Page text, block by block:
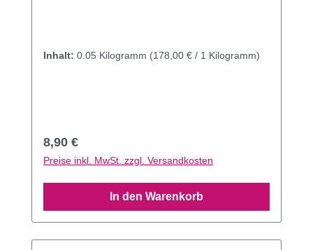
Inhalt: 0.05 Kilogramm (178,00 € / 1 Kilogramm)
Regulärer Preis:
8,90 €
Preise inkl. MwSt. zzgl. Versandkosten
In den Warenkorb